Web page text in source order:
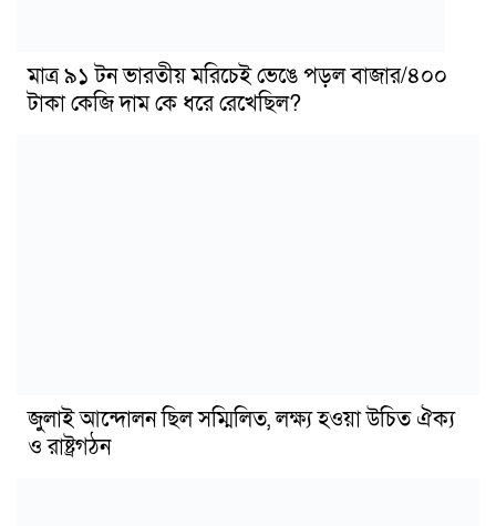
মাত্র ৯১ টন ভারতীয় মরিচেই ভেঙে পড়ল বাজার/৪০০
টাকা কেজি দাম কে ধরে রেখেছিল?
জুলাই আন্দোলন ছিল সম্মিলিত, লক্ষ্য হওয়া উচিত ঐক্য
ও রাষ্ট্রগঠন